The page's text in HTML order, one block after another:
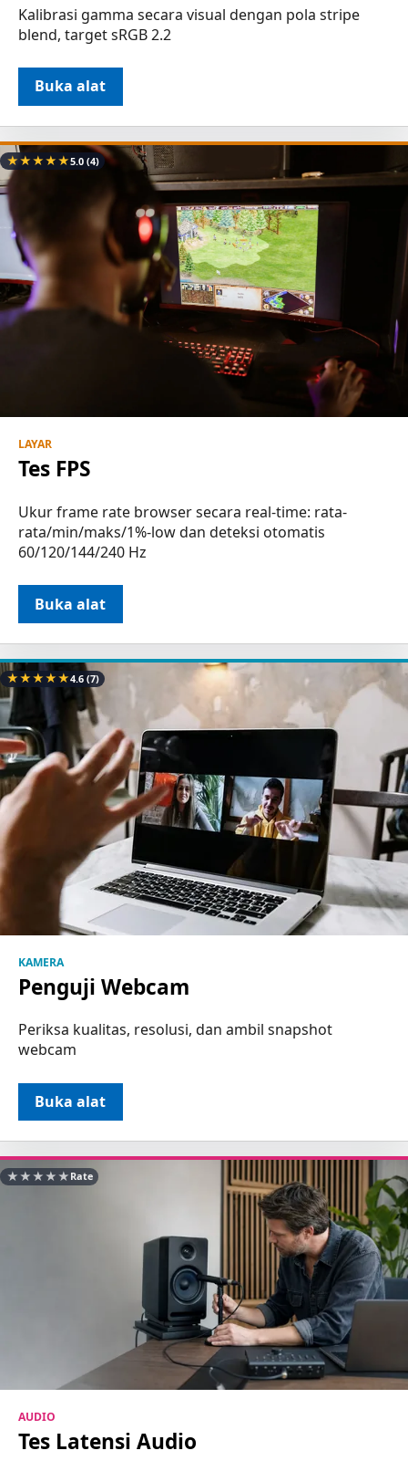
Kalibrasi gamma secara visual dengan pola stripe
blend, target sRGB 2.2
Buka alat
★★★★★5.0(4)
LAYAR
Tes FPS
Ukur frame rate browser secara real-time: rata-
rata/min/maks/1%-low dan deteksi otomatis
60/120/144/240 Hz
Buka alat
★★★★★4.6(7)
KAMERA
Penguji Webcam
Periksa kualitas, resolusi, dan ambil snapshot
webcam
Buka alat
★★★★★ Rate
AUDIO
Tes Latensi Audio